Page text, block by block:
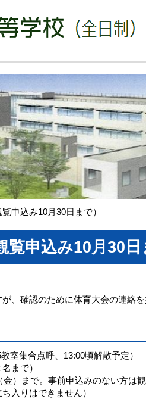
申込み10月30日まで）
申込み10月30日
、確認のために体育大会の連絡を
室集合点呼、13:00頃解散予定）
まで）
）まで。事前申込みのない方は観
入りはできません）